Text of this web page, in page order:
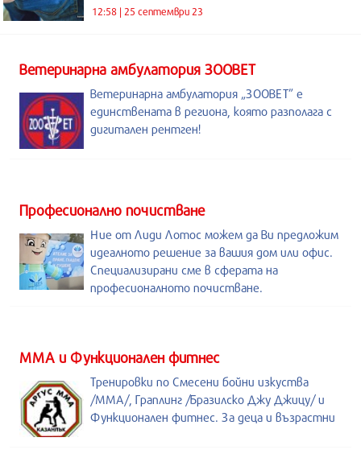
12:58 | 25 септември 23
Ветеринарна амбулатория ЗООВЕТ
Ветеринарна амбулатория „ЗООВЕТ” е
единствената в региона, която разполага с
дигитален рентген!
Професионално почистване
Ние от Лиди Лотос можем да Ви предложим
идеалното решение за вашия дом или офис.
Специализирани сме в сферата на
професионалното почистване.
ММА и Функционален фитнес
Тренировки по Смесени бойни изкуства
/MMA/, Граплинг /Бразилско Джу Джицу/ и
Функционален фитнес. За деца и възрастни